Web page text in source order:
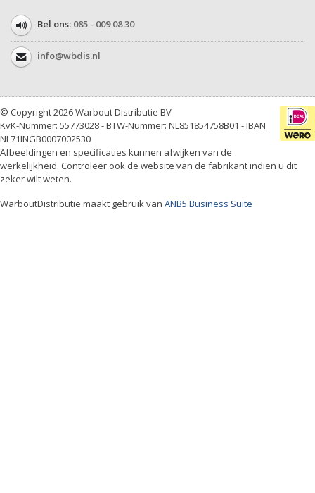
Bel ons: 085 - 009 08 30
info@wbdis.nl
© Copyright 2026 Warbout Distributie BV
KvK-Nummer: 55773028 - BTW-Nummer: NL851854758B01 - IBAN
NL71INGB0007002530
Afbeeldingen en specificaties kunnen afwijken van de
werkelijkheid. Controleer ook de website van de fabrikant indien u dit
zeker wilt weten.
WarboutDistributie maakt gebruik van ANB5 Business Suite